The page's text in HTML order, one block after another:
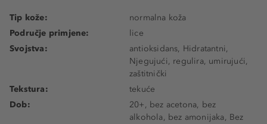
Tip kože:
normalna koža
Područje primjene:
lice
Svojstva:
antioksidans, Hidratantni,
Njegujući, regulira, umirujući,
zaštitnički
Tekstura:
tekuće
Dob:
20+, bez acetona, bez
alkohola, bez amonijaka, Bez